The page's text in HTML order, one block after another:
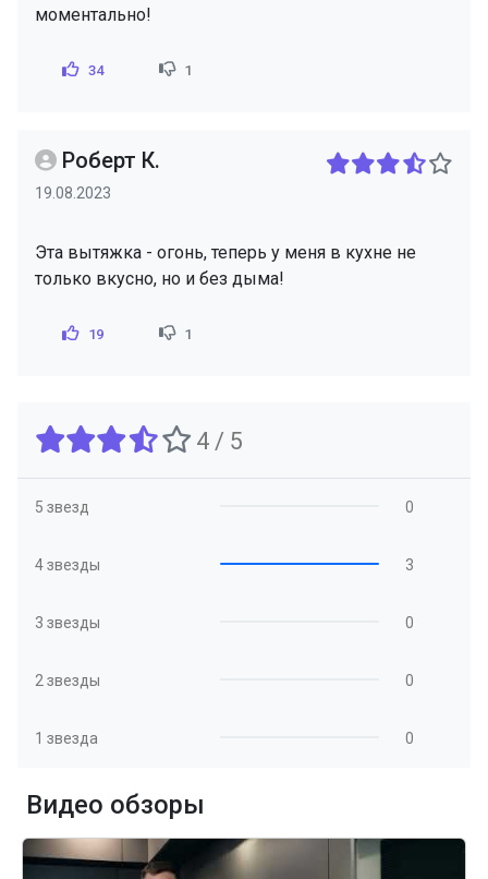
моментально!
34 1
Роберт К.
19.08.2023
Эта вытяжка - огонь, теперь у меня в кухне не
только вкусно, но и без дыма!
19 1
4 / 5
5 звезд 0
4 звезды 3
3 звезды 0
2 звезды 0
1 звезда 0
Видео обзоры